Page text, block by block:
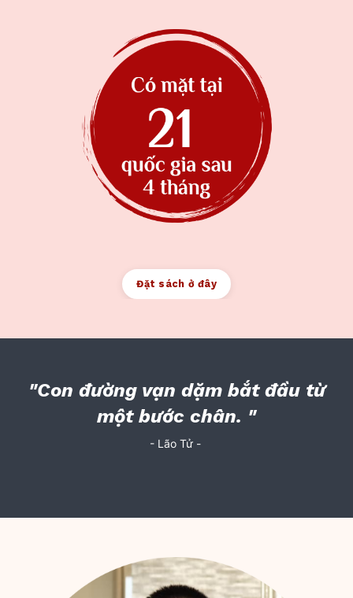
Đặt sách ở đây
"Con đường vạn dặm bắt đầu từ
một bước chân. "
- Lão Tử -